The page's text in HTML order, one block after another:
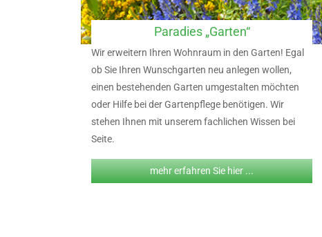
Paradies „Garten“
Wir erweitern Ihren Wohnraum in den Garten! Egal
ob Sie Ihren Wunschgarten neu anlegen wollen,
einen bestehenden Garten umgestalten möchten
oder Hilfe bei der Gartenpflege benötigen. Wir
stehen Ihnen mit unserem fachlichen Wissen bei
Seite.
mehr erfahren Sie hier ...